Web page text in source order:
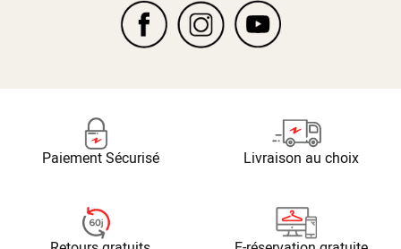
Paiement Sécurisé Livraison au choix